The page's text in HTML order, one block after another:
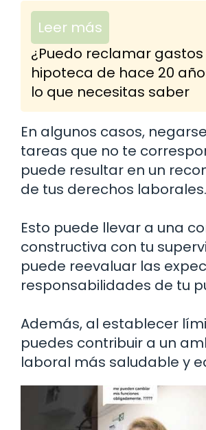
Leer más
¿Puedo reclamar
hipoteca de hace 20
lo que necesitas saber
En algunos casos,
tareas que no te
puede resultar en un
de tus derechos laborales.
Esto puede llevar a una
constructiva con tu
puede reevaluar las
responsabilidades de tu
Además, al establecer
puedes contribuir a un
laboral más saludable y